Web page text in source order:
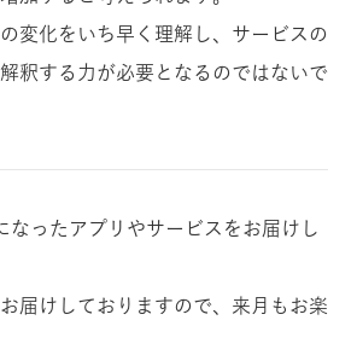
変化をいち早く理解し、サービスの
釈する力が必要となるのではないで
なったアプリやサービスをお届けし
届けしておりますので、来月もお楽